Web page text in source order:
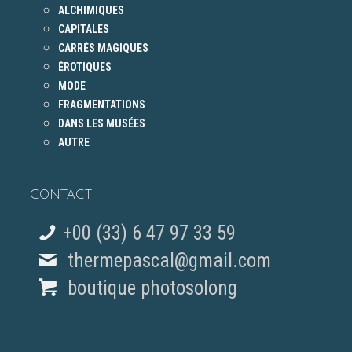
ALCHIMIQUES
CAPITALES
CARRÉS MAGIQUES
ÉROTIQUES
MODE
FRAGMENTATIONS
DANS LES MUSÉES
AUTRE
CONTACT
+00 (33) 6 47 97 33 59
thermepascal@gmail.com
boutique photosolong